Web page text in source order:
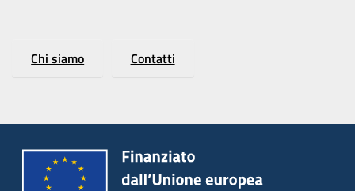
Regione
Chi siamo Contatti